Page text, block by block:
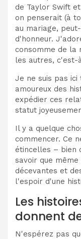
de Taylor Swift
on penserait (à
au mariage,
d'honneur.
consomme de la
les autres, c'est-
Je ne suis pas
amoureux des
expédier ces
statut
Il y a quelque
commencer. Ce
étincelles – bien
savoir que
décevantes et
l'espoir d'une
Les
donnent
N'espérez pas